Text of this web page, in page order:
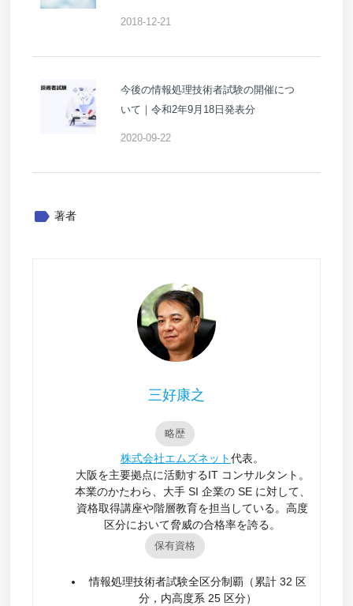
2018-12-21
今後の情報処理技術者試験の開催につ
いて｜令和2年9月18日発表分
2020-09-22
label 著者
三好康之
略歴
株式会社エムズネット代表。
大阪を主要拠点に活動するIT コンサルタント。
本業のかたわら、大手 SI 企業の SE に対して、
資格取得講座や階層教育を担当している。高度
区分において脅威の合格率を誇る。
保有資格
情報処理技術者試験全区分制覇（累計 32 区
分，内高度系 25 区分）